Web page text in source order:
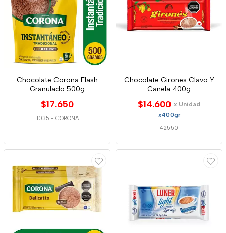
Chocolate Corona Flash
Granulado 500g
$17.650
11035 - CORONA
Chocolate Girones Clavo Y
Canela 400g
$14.600 x Unidad
x400gr
42550